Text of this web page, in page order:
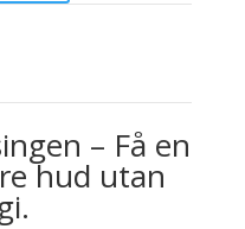
– Få en
hud utan